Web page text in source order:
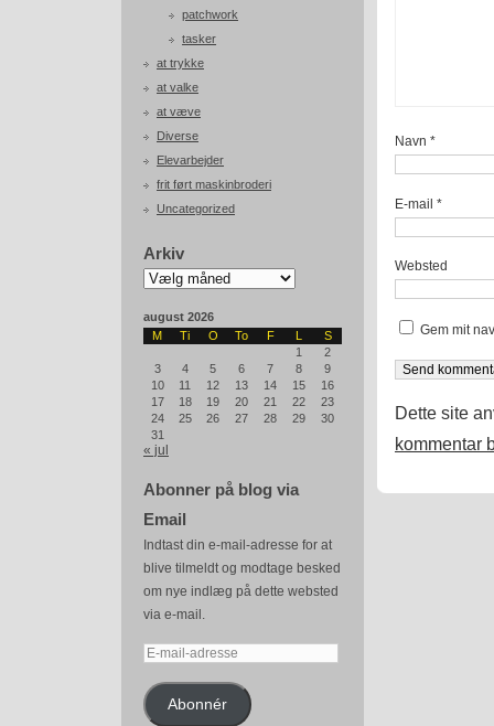
patchwork
tasker
at trykke
at valke
at væve
Diverse
Elevarbejder
frit ført maskinbroderi
Uncategorized
Arkiv
Arkiv
august 2026
M
Ti O To F L
S
1
2
3
4 5 6 7 8
9
10
11 12 13 14 15
16
17
18 19 20 21 22
23
24
25 26 27 28 29
30
31
« jul
Abonner på blog via
Email
Indtast din e-mail-adresse for at
blive tilmeldt og modtage besked
om nye indlæg på dette websted
via e-mail.
E-
adresseAbonnér
Navn *
E-mail *
Websted
Gem mit
Dette site
kommentar